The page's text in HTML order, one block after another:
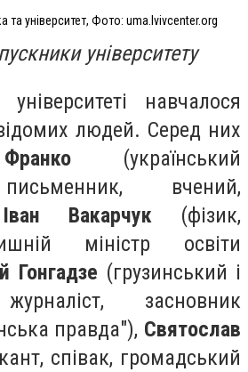
та університет, Фото: uma.lvivcenter.org
університету
навчалося
людей. Серед них
(український
письменник, вчений,
Іван Вакарчук (фізик,
міністр освіти
Гонгадзе (грузинський і
засновник
правда"), Святослав
, співак, громадський